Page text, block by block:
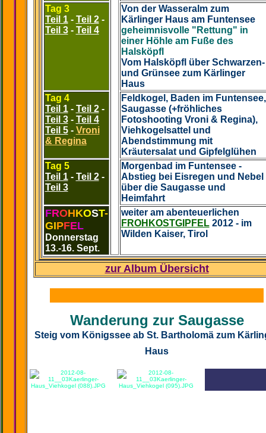
Tag 3
Teil 1 - Teil 2 -
Teil 3 - Teil 4
Von der Wasseralm zum
Kärlinger Haus am Funtensee
geheimnisvolle "Rettung" in
einer Höhle am Fuße des
Halsköpfl
Vom Halsköpfl über Schwarzen-
und Grünsee zum Kärlinger
Haus
Tag 4
Teil 1 - Teil 2 -
Teil 3 - Teil 4
Teil 5 - Vroni
& Regina
Feldkogel, Baden im Funtensee,
Saugasse (+fröhliches
Fotoshooting Vroni & Regina),
Viehkogelsattel und
Abendstimmung mit
Kräutersalat und Gipfelglühen
Tag 5
Teil 1 - Teil 2 -
Teil 3
Morgenbad im Funtensee -
Abstieg bei Eisregen und Nebel
über die Saugasse und
Heimfahrt
FROHKOST-
GIPFEL
Donnerstag
13.-16. Sept.
weiter am abenteuerlichen
FROHKOSTGIPFEL2012 - im
Wilden Kaiser, Tirol
zur Album Übersicht
Wanderung zur Saugasse
Steig vom Königssee ab St. Bartholomä zum
Haus